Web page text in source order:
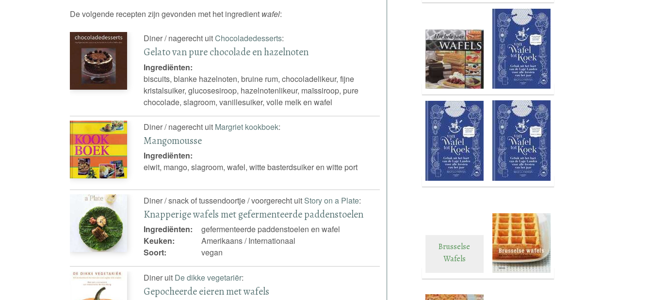
De volgende recepten zijn gevonden met het ingredient wafel:
Diner / nagerecht uitChocoladedesserts:
Gelato van pure chocolade en hazelnoten
Ingrediënten:
biscuits, blanke hazelnoten, bruine rum, chocoladelikeur, fijne
kristalsuiker, glucosesiroop, hazelnotenlikeur, maïssiroop, pure
chocolade, slagroom, vanillesuiker, volle melk en wafel
Diner / nagerecht uit Margriet kookboek:
Mangomousse
Ingrediënten:
eiwit, mango, slagroom, wafel, witte basterdsuiker en witte port
Diner / snack of tussendoortje / voorgerecht uit Story on a Plate:
Knapperige wafels met gefermenteerde paddenstoelen
Ingrediënten:
gefermenteerde paddenstoelen en wafel
Keuken:
Amerikaans / Internationaal
Soort:
vegan
Diner uit De dikke vegetariër:
Gepocheerde eieren met wafels
Brusselse
Wafels